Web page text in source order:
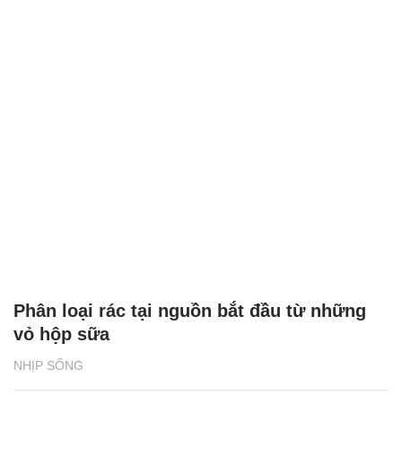
NHỊP SỐNG
Phân loại rác tại nguồn bắt đầu từ những
vỏ hộp sữa